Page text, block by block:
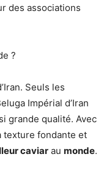
des associations
?
Seuls les
Impérial d’Iran
grande qualité. Avec
texture fondante et
caviar au monde.